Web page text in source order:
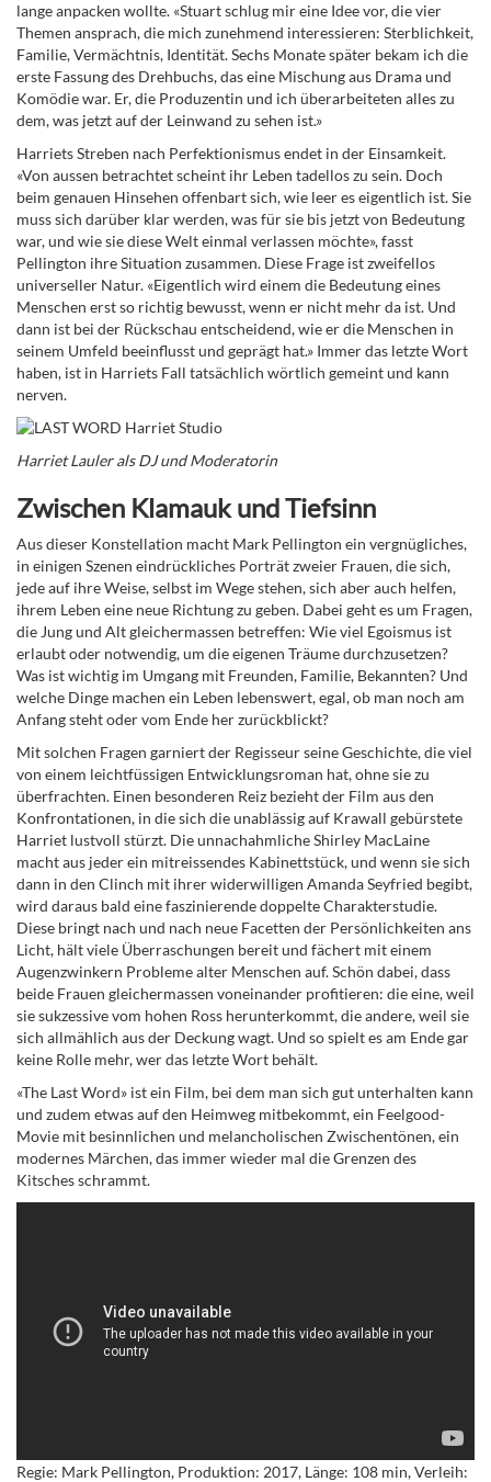
lange anpacken wollte. «Stuart schlug mir eine Idee vor, die vier
Themen ansprach, die mich zunehmend interessieren: Sterblichkeit,
Familie, Vermächtnis, Identität. Sechs Monate später bekam ich die
erste Fassung des Drehbuchs, das eine Mischung aus Drama und
Komödie war. Er, die Produzentin und ich überarbeiteten alles zu
dem, was jetzt auf der Leinwand zu sehen ist.»
Harriets Streben nach Perfektionismus endet in der Einsamkeit.
«Von aussen betrachtet scheint ihr Leben tadellos zu sein. Doch
beim genauen Hinsehen offenbart sich, wie leer es eigentlich ist. Sie
muss sich darüber klar werden, was für sie bis jetzt von Bedeutung
war, und wie sie diese Welt einmal verlassen möchte», fasst
Pellington ihre Situation zusammen. Diese Frage ist zweifellos
universeller Natur. «Eigentlich wird einem die Bedeutung eines
Menschen erst so richtig bewusst, wenn er nicht mehr da ist. Und
dann ist bei der Rückschau entscheidend, wie er die Menschen in
seinem Umfeld beeinflusst und geprägt hat.» Immer das letzte Wort
haben, ist in Harriets Fall tatsächlich wörtlich gemeint und kann
nerven.
Harriet Lauler als DJ und Moderatorin
Zwischen Klamauk und Tiefsinn
Aus dieser Konstellation macht Mark Pellington ein vergnügliches,
in einigen Szenen eindrückliches Porträt zweier Frauen, die sich,
jede auf ihre Weise, selbst im Wege stehen, sich aber auch helfen,
ihrem Leben eine neue Richtung zu geben. Dabei geht es um Fragen,
die Jung und Alt gleichermassen betreffen: Wie viel Egoismus ist
erlaubt oder notwendig, um die eigenen Träume durchzusetzen?
Was ist wichtig im Umgang mit Freunden, Familie, Bekannten? Und
welche Dinge machen ein Leben lebenswert, egal, ob man noch am
Anfang steht oder vom Ende her zurückblickt?
Mit solchen Fragen garniert der Regisseur seine Geschichte, die viel
von einem leichtfüssigen Entwicklungsroman hat, ohne sie zu
überfrachten. Einen besonderen Reiz bezieht der Film aus den
Konfrontationen, in die sich die unablässig auf Krawall gebürstete
Harriet lustvoll stürzt. Die unnachahmliche Shirley MacLaine
macht aus jeder ein mitreissendes Kabinettstück, und wenn sie sich
dann in den Clinch mit ihrer widerwilligen Amanda Seyfried begibt,
wird daraus bald eine faszinierende doppelte Charakterstudie.
Diese bringt nach und nach neue Facetten der Persönlichkeiten ans
Licht, hält viele Überraschungen bereit und fächert mit einem
Augenzwinkern Probleme alter Menschen auf. Schön dabei, dass
beide Frauen gleichermassen voneinander profitieren: die eine, weil
sie sukzessive vom hohen Ross herunterkommt, die andere, weil sie
sich allmählich aus der Deckung wagt. Und so spielt es am Ende gar
keine Rolle mehr, wer das letzte Wort behält.
«The Last Word» ist ein Film, bei dem man sich gut unterhalten kann
und zudem etwas auf den Heimweg mitbekommt, ein Feelgood-
Movie mit besinnlichen und melancholischen Zwischentönen, ein
modernes Märchen, das immer wieder mal die Grenzen des
Kitsches schrammt.
Regie: Mark Pellington, Produktion: 2017, Länge: 108 min, Verleih: